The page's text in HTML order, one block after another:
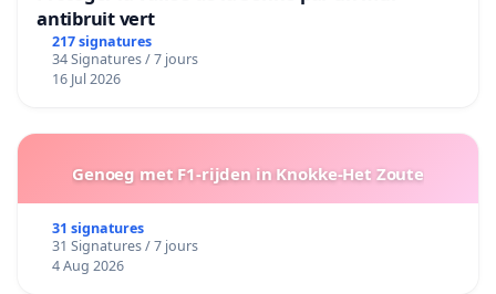
antibruit vert
217 signatures
34 Signatures / 7 jours
16 Jul 2026
Genoeg met F1-rijden in Knokke-Het Zoute
31 signatures
31 Signatures / 7 jours
4 Aug 2026